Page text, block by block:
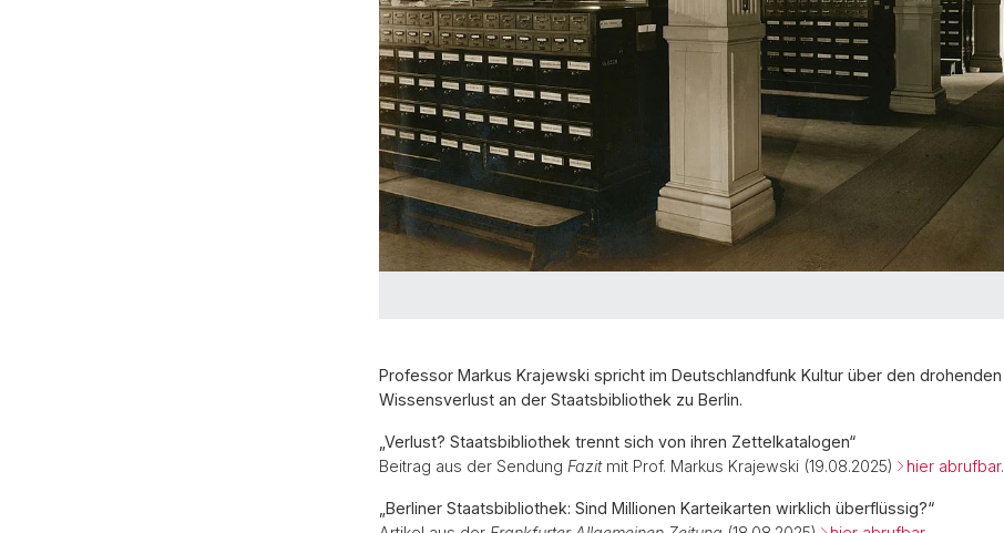
Professor Markus Krajewski spricht im Deutschlandfunk Kultur über den drohenden
Wissensverlust an der Staatsbibliothek zu Berlin.
„Verlust? Staatsbibliothek trennt sich von ihren Zettelkatalogen“
Beitrag aus der Sendung Fazitmit Prof. Markus Krajewski (19.08.2025) hier abrufbar.
„Berliner Staatsbibliothek: Sind Millionen Karteikarten wirklich überflüssig?“